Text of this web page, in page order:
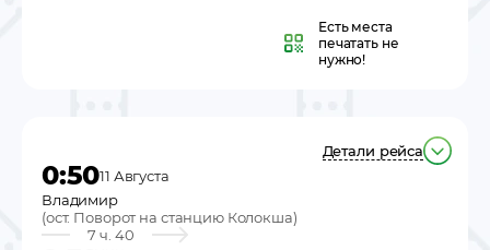
Есть места
печатать не
нужно!
Детали рейса
0:5011 Августа
Владимир
(ост. Поворот на станцию Колокша)
7 ч. 40